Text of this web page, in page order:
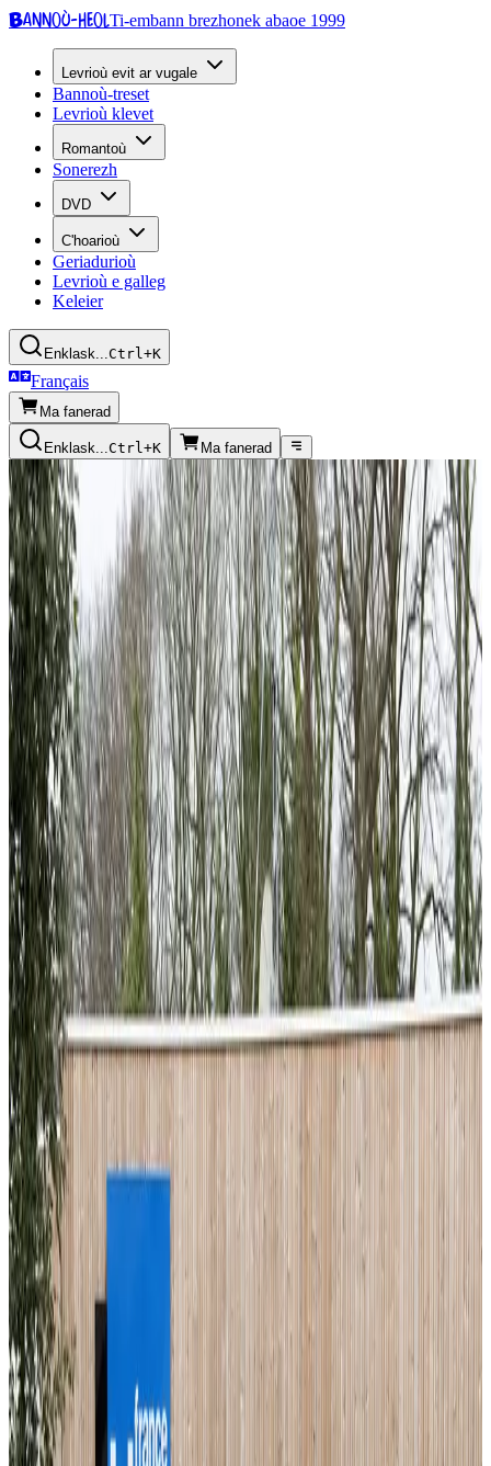
Bannoù-heolTi-embann brezhonek abaoe 1999
Levrioù evit ar vugale
Bannoù-treset
Levrioù klevet
Romantoù
Sonerezh
DVD
C'hoarioù
Geriadurioù
Levrioù e galleg
Keleier
Enklask...Ctrl+K
Français
Ma fanerad
Enklask...Ctrl+K Ma fanerad
Skingomz
An Abadenn #7
23 février 2015